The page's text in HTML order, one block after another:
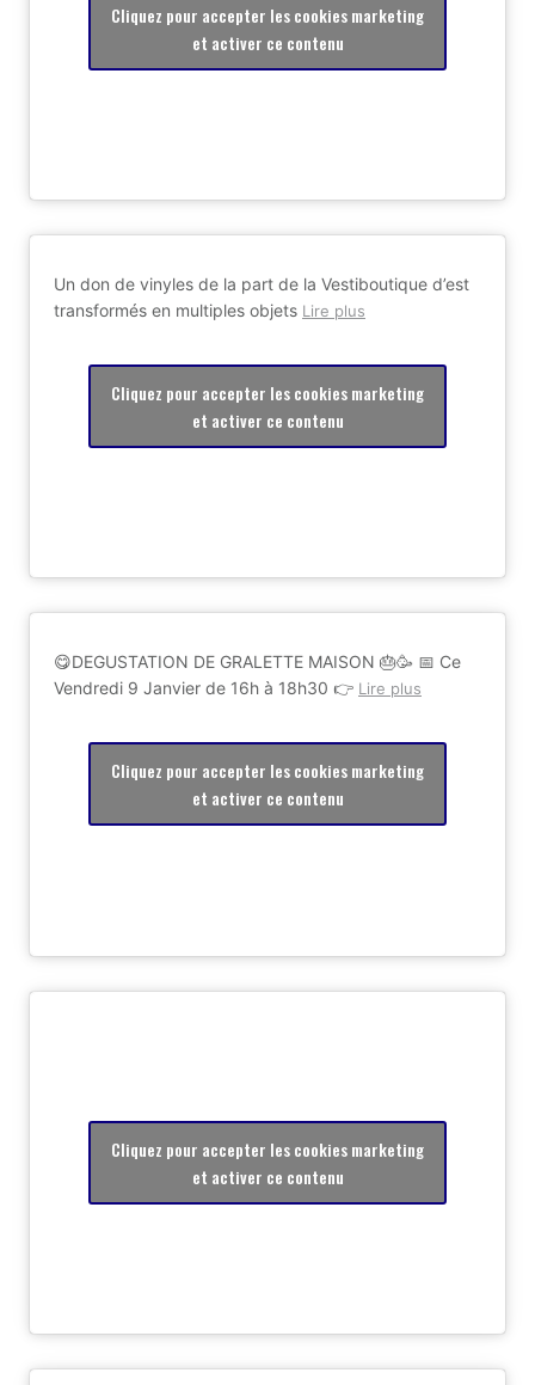
Cliquez pour accepter les cookies marketing
et activer ce contenu
Un don de vinyles de la part de la Vestiboutique d’est
transformés en multiples objets Lire plus
Cliquez pour accepter les cookies marketing
et activer ce contenu
😋DEGUSTATION DE GRALETTE MAISON 🎂🥳 📅 Ce
Vendredi 9 Janvier de 16h à 18h30 👉 Lire plus
Cliquez pour accepter les cookies marketing
et activer ce contenu
Cliquez pour accepter les cookies marketing
et activer ce contenu